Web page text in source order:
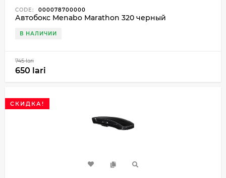
CODE: 000078700000
Автобокс Menabo Marathon 320 черный
В НАЛИЧИИ
745 lari
650 lari
СКИДКА!